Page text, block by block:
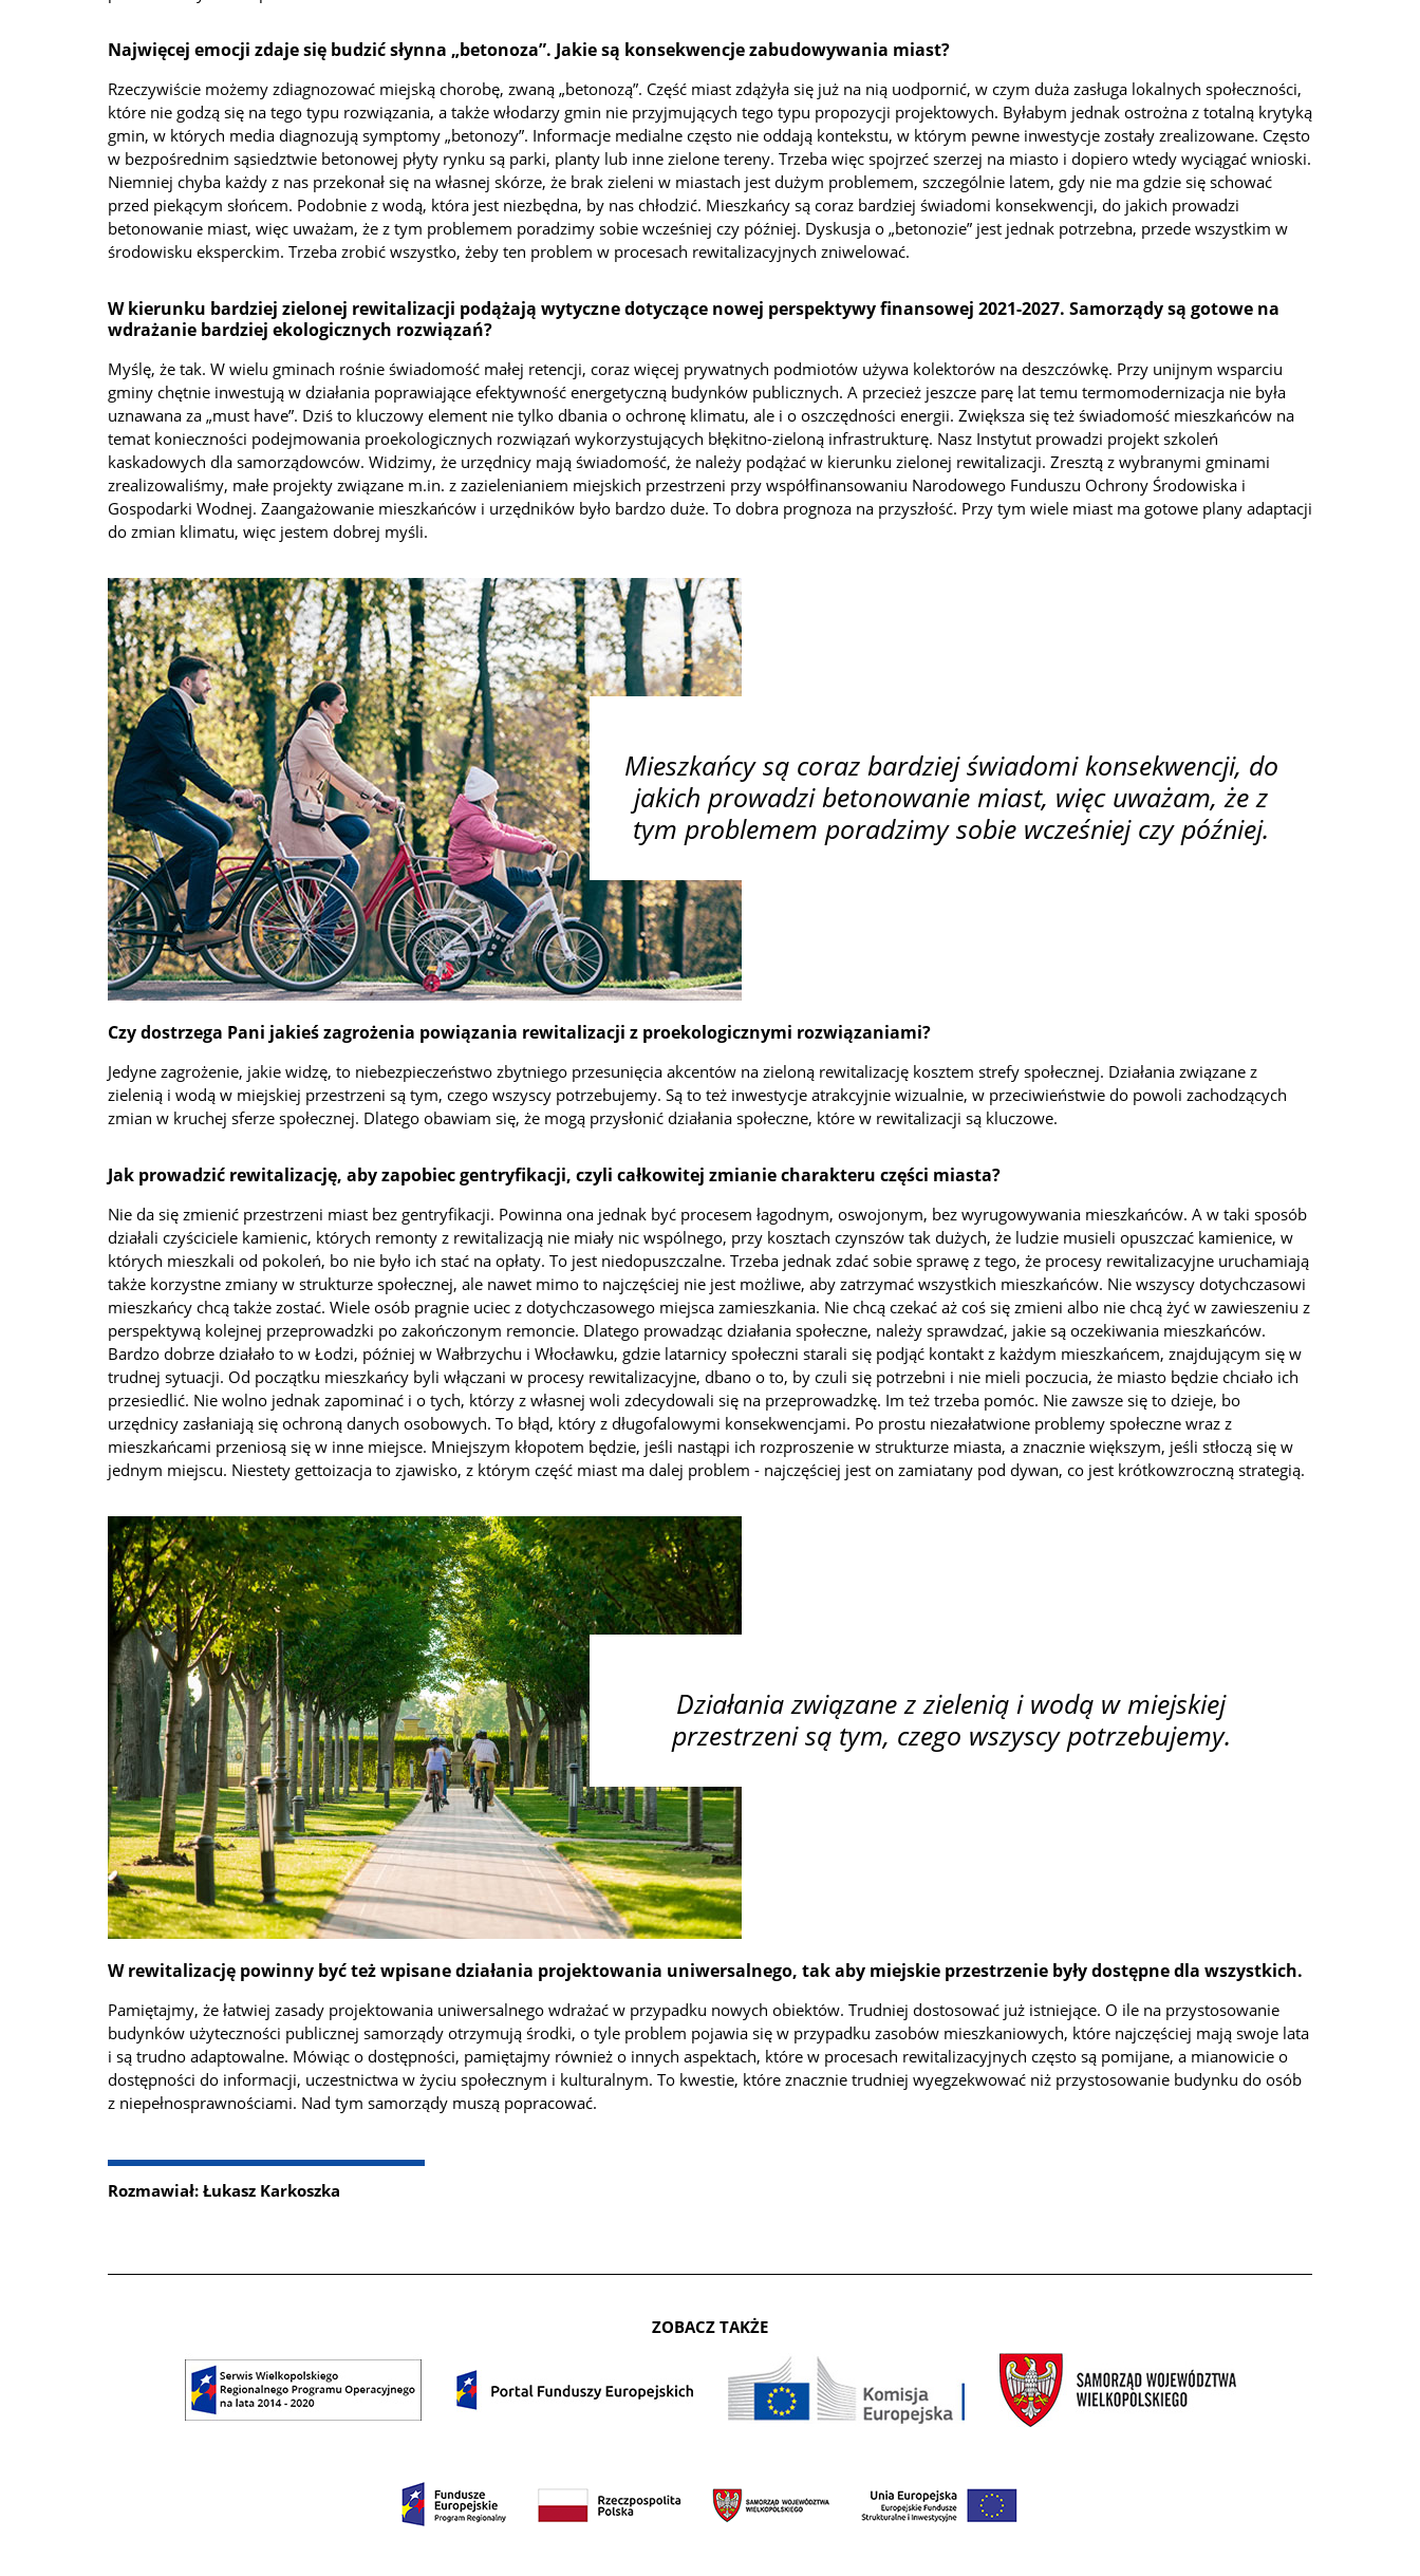
Najwięcej emocji zdaje się budzić słynna „betonoza”. Jakie są konsekwencje zabudowywania miast?
Rzeczywiście możemy zdiagnozować miejską chorobę, zwaną „betonozą”. Część miast zdążyła się już na nią uodpornić, w czym duża zasługa lokalnych społeczności,
które nie godzą się na tego typu rozwiązania, a także włodarzy gmin nie przyjmujących tego typu propozycji projektowych. Byłabym jednak ostrożna z totalną krytyką
gmin, w których media diagnozują symptomy „betonozy”. Informacje medialne często nie oddają kontekstu, w którym pewne inwestycje zostały zrealizowane. Często
w bezpośrednim sąsiedztwie betonowej płyty rynku są parki, planty lub inne zielone tereny. Trzeba więc spojrzeć szerzej na miasto i dopiero wtedy wyciągać wnioski.
Niemniej chyba każdy z nas przekonał się na własnej skórze, że brak zieleni w miastach jest dużym problemem, szczególnie latem, gdy nie ma gdzie się schować
przed piekącym słońcem. Podobnie z wodą, która jest niezbędna, by nas chłodzić. Mieszkańcy są coraz bardziej świadomi konsekwencji, do jakich prowadzi
betonowanie miast, więc uważam, że z tym problemem poradzimy sobie wcześniej czy później. Dyskusja o „betonozie” jest jednak potrzebna, przede wszystkim w
środowisku eksperckim. Trzeba zrobić wszystko, żeby ten problem w procesach rewitalizacyjnych zniwelować.
W kierunku bardziej zielonej rewitalizacji podążają wytyczne dotyczące nowej perspektywy finansowej 2021-2027. Samorządy są gotowe na
wdrażanie bardziej ekologicznych rozwiązań?
Myślę, że tak. W wielu gminach rośnie świadomość małej retencji, coraz więcej prywatnych podmiotów używa kolektorów na deszczówkę. Przy unijnym wsparciu
gminy chętnie inwestują w działania poprawiające efektywność energetyczną budynków publicznych. A przecież jeszcze parę lat temu termomodernizacja nie była
uznawana za „must have”. Dziś to kluczowy element nie tylko dbania o ochronę klimatu, ale i o oszczędności energii. Zwiększa się też świadomość mieszkańców na
temat konieczności podejmowania proekologicznych rozwiązań wykorzystujących błękitno-zieloną infrastrukturę. Nasz Instytut prowadzi projekt szkoleń
kaskadowych dla samorządowców. Widzimy, że urzędnicy mają świadomość, że należy podążać w kierunku zielonej rewitalizacji. Zresztą z wybranymi gminami
zrealizowaliśmy, małe projekty związane m.in. z zazielenianiem miejskich przestrzeni przy współfinansowaniu Narodowego Funduszu Ochrony Środowiska i
Gospodarki Wodnej. Zaangażowanie mieszkańców i urzędników było bardzo duże. To dobra prognoza na przyszłość. Przy tym wiele miast ma gotowe plany adaptacji
do zmian klimatu, więc jestem dobrej myśli.
Mieszkańcy są coraz bardziej świadomi konsekwencji, do
jakich prowadzi betonowanie miast, więc uważam, że z
tym problemem poradzimy sobie wcześniej czy później.
Czy dostrzega Pani jakieś zagrożenia powiązania rewitalizacji z proekologicznymi rozwiązaniami?
Jedyne zagrożenie, jakie widzę, to niebezpieczeństwo zbytniego przesunięcia akcentów na zieloną rewitalizację kosztem strefy społecznej. Działania związane z
zielenią i wodą w miejskiej przestrzeni są tym, czego wszyscy potrzebujemy. Są to też inwestycje atrakcyjnie wizualnie, w przeciwieństwie do powoli zachodzących
zmian w kruchej sferze społecznej. Dlatego obawiam się, że mogą przysłonić działania społeczne, które w rewitalizacji są kluczowe.
Jak prowadzić rewitalizację, aby zapobiec gentryfikacji, czyli całkowitej zmianie charakteru części miasta?
Nie da się zmienić przestrzeni miast bez gentryfikacji. Powinna ona jednak być procesem łagodnym, oswojonym, bez wyrugowywania mieszkańców. A w taki sposób
działali czyściciele kamienic, których remonty z rewitalizacją nie miały nic wspólnego, przy kosztach czynszów tak dużych, że ludzie musieli opuszczać kamienice, w
których mieszkali od pokoleń, bo nie było ich stać na opłaty. To jest niedopuszczalne. Trzeba jednak zdać sobie sprawę z tego, że procesy rewitalizacyjne uruchamiają
także korzystne zmiany w strukturze społecznej, ale nawet mimo to najczęściej nie jest możliwe, aby zatrzymać wszystkich mieszkańców. Nie wszyscy dotychczasowi
mieszkańcy chcą także zostać. Wiele osób pragnie uciec z dotychczasowego miejsca zamieszkania. Nie chcą czekać aż coś się zmieni albo nie chcą żyć w zawieszeniu z
perspektywą kolejnej przeprowadzki po zakończonym remoncie. Dlatego prowadząc działania społeczne, należy sprawdzać, jakie są oczekiwania mieszkańców.
Bardzo dobrze działało to w Łodzi, później w Wałbrzychu i Włocławku, gdzie latarnicy społeczni starali się podjąć kontakt z każdym mieszkańcem, znajdującym się w
trudnej sytuacji. Od początku mieszkańcy byli włączani w procesy rewitalizacyjne, dbano o to, by czuli się potrzebni i nie mieli poczucia, że miasto będzie chciało ich
przesiedlić. Nie wolno jednak zapominać i o tych, którzy z własnej woli zdecydowali się na przeprowadzkę. Im też trzeba pomóc. Nie zawsze się to dzieje, bo
urzędnicy zasłaniają się ochroną danych osobowych. To błąd, który z długofalowymi konsekwencjami. Po prostu niezałatwione problemy społeczne wraz z
mieszkańcami przeniosą się w inne miejsce. Mniejszym kłopotem będzie, jeśli nastąpi ich rozproszenie w strukturze miasta, a znacznie większym, jeśli stłoczą się w
jednym miejscu. Niestety gettoizacja to zjawisko, z którym część miast ma dalej problem - najczęściej jest on zamiatany pod dywan, co jest krótkowzroczną strategią.
Działania związane z zielenią i wodą w miejskiej
przestrzeni są tym, czego wszyscy potrzebujemy.
W rewitalizację powinny być też wpisane działania projektowania uniwersalnego, tak aby miejskie przestrzenie były dostępne dla wszystkich.
Pamiętajmy, że łatwiej zasady projektowania uniwersalnego wdrażać w przypadku nowych obiektów. Trudniej dostosować już istniejące. O ile na przystosowanie
budynków użyteczności publicznej samorządy otrzymują środki, o tyle problem pojawia się w przypadku zasobów mieszkaniowych, które najczęściej mają swoje lata
i są trudno adaptowalne. Mówiąc o dostępności, pamiętajmy również o innych aspektach, które w procesach rewitalizacyjnych często są pomijane, a mianowicie o
dostępności do informacji, uczestnictwa w życiu społecznym i kulturalnym. To kwestie, które znacznie trudniej wyegzekwować niż przystosowanie budynku do osób
z niepełnosprawnościami. Nad tym samorządy muszą popracować.
Rozmawiał: Łukasz Karkoszka
ZOBACZ TAKŻE